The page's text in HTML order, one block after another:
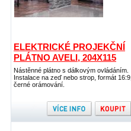
ELEKTRICKÉ PROJEKČNÍ
PLÁTNO AVELI, 204X115
Nástěnné plátno s dálkovým ovládáním.
Instalace na zeď nebo strop, formát 16:9,
černé orámování.